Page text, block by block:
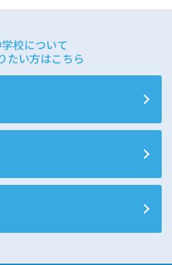
校について
たい方はこちら